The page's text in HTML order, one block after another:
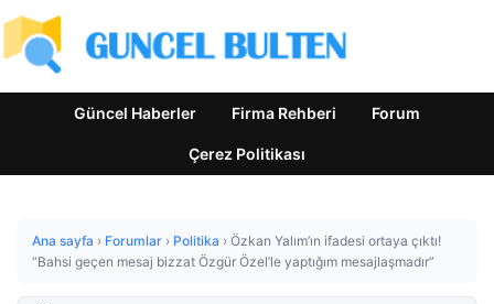
Güncel Haberler Firma Rehberi Forum
Çerez Politikası
Ana sayfa › Forumlar › Politika › Özkan Yalım’ın ifadesi ortaya çıktı!
“Bahsi geçen mesaj bizzat Özgür Özel’le yaptığım mesajlaşmadır”